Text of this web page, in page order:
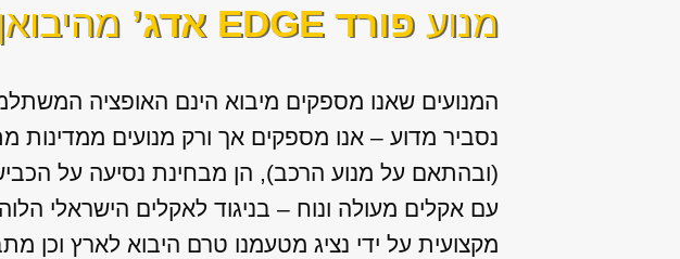
מנועפורד EDGE אדג’
המנועים שאנו מספקים מיבוא הינם האופציה
נסביר מדוע – אנו מספקים אך ורק מנועים ממדינות
(ובהתאם על מנוע הרכב), הן מבחינת נסיעה על
עם אקלים מעולה ונוח – בניגוד לאקלים הישראלי
מקצועית על ידי נציג מטעמנו טרם היבוא לארץ